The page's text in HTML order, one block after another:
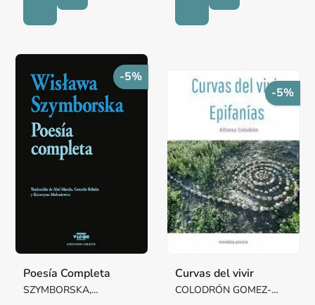
-5%
Poesía Completa
SZYMBORSKA,
-5%
Curvas del vivir
COLODRÓN GOMEZ-